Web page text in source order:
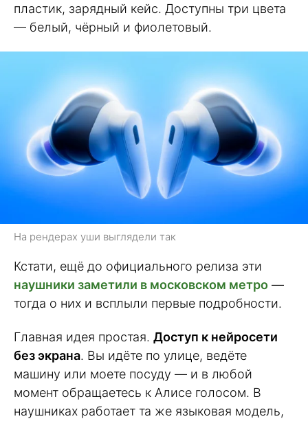
пластик, зарядный кейс. Доступны три цвета
— белый, чёрный и фиолетовый.
На рендерах уши выглядели так
Кстати, ещё до официального релиза эти
наушники заметили в московском метро —
тогда о них и всплыли первые подробности.
Главная идея простая. Доступ к нейросети
без экрана. Вы идёте по улице, ведёте
машину или моете посуду — и в любой
момент обращаетесь к Алисе голосом. В
наушниках работает та же языковая модель,